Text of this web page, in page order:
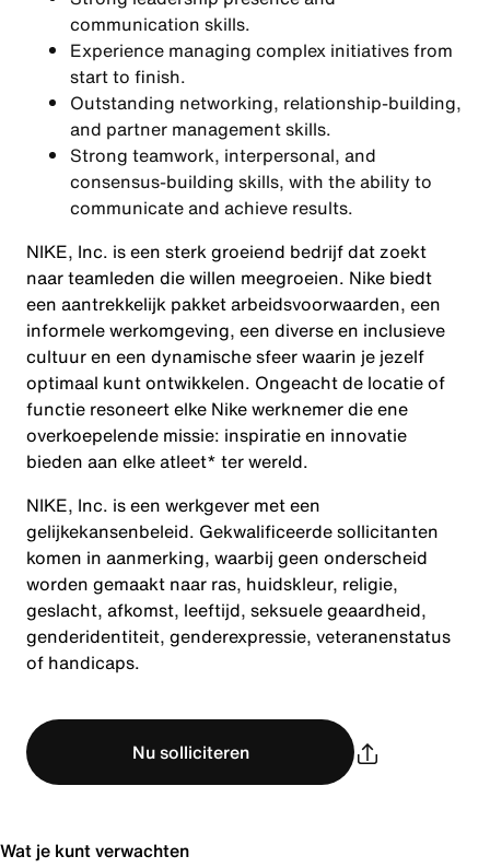
communication skills.
Experience managing complex initiatives from
start to finish.
Outstanding networking, relationship-building,
and partner management skills.
Strong teamwork, interpersonal, and
consensus-building skills, with the ability to
communicate and achieve results.
NIKE, Inc. is een sterk groeiend bedrijf dat zoekt
naar teamleden die willen meegroeien. Nike biedt
een aantrekkelijk pakket arbeidsvoorwaarden, een
informele werkomgeving, een diverse en inclusieve
cultuur en een dynamische sfeer waarin je jezelf
optimaal kunt ontwikkelen. Ongeacht de locatie of
functie resoneert elke Nike werknemer die ene
overkoepelende missie: inspiratie en innovatie
bieden aan elke atleet* ter wereld.
NIKE, Inc. is een werkgever met een
gelijkekansenbeleid. Gekwalificeerde sollicitanten
komen in aanmerking, waarbij geen onderscheid
worden gemaakt naar ras, huidskleur, religie,
geslacht, afkomst, leeftijd, seksuele geaardheid,
genderidentiteit, genderexpressie, veteranenstatus
of handicaps.
Nu solliciteren
Wat je kunt verwachten